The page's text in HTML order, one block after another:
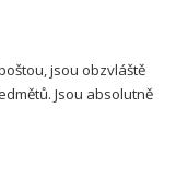
jsou obzvláště
Jsou absolutně